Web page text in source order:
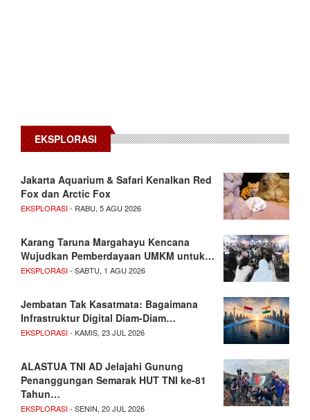
EKSPLORASI
Jakarta Aquarium & Safari Kenalkan Red
Fox dan Arctic Fox
EKSPLORASI- RABU, 5 AGU 2026
Karang Taruna Margahayu Kencana
Wujudkan Pemberdayaan UMKM untuk…
EKSPLORASI- SABTU, 1 AGU 2026
Jembatan Tak Kasatmata: Bagaimana
Infrastruktur Digital Diam-Diam…
EKSPLORASI- KAMIS, 23 JUL 2026
ALASTUA TNI AD Jelajahi Gunung
Penanggungan Semarak HUT TNI ke-81
Tahun…
EKSPLORASI- SENIN, 20 JUL 2026